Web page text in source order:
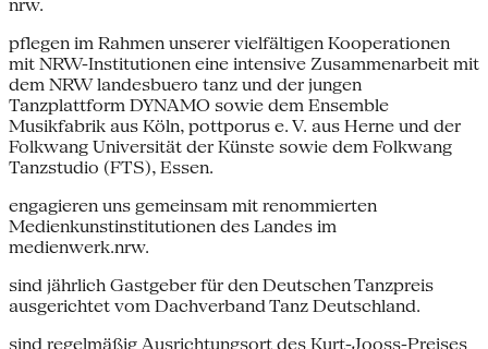
nrw.
pflegen im Rahmen unserer vielfältigen Kooperationen
mit NRW-Institutionen eine intensive Zusammenarbeit mit
dem NRW landesbuero tanz und der jungen
Tanzplattform DYNAMO sowie dem Ensemble
Musikfabrik aus Köln, pottporus e. V. aus Herne und der
Folkwang Universität der Künste sowie dem Folkwang
Tanzstudio (FTS), Essen.
engagieren uns gemeinsam mit renommierten
Medienkunstinstitutionen des Landes im
medienwerk.nrw.
sind jährlich Gastgeber für den Deutschen Tanzpreis
ausgerichtet vom Dachverband Tanz Deutschland.
sind regelmäßig Ausrichtungsort des Kurt-Jooss-Preises